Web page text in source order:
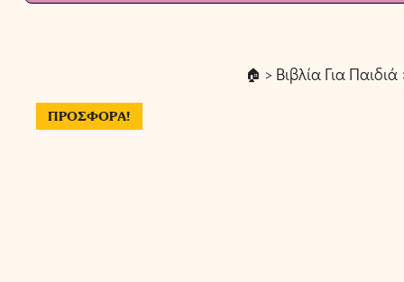
> Βιβλία Για Παιδιά
ΠΡΟΣΦΟΡΆ!